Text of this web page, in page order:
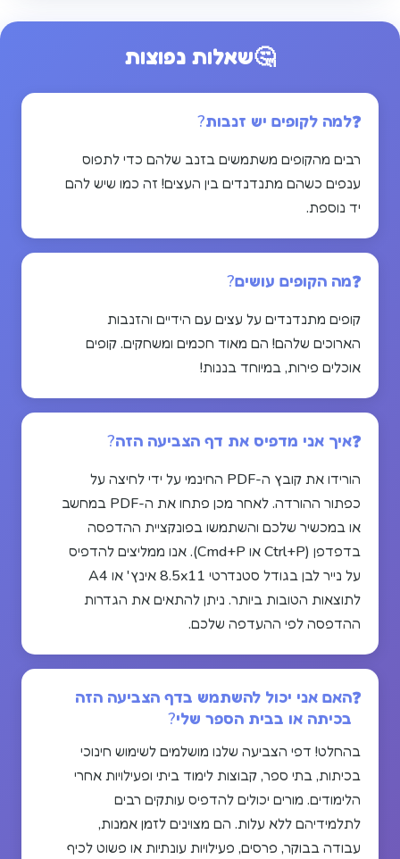
🤔שאלות נפוצות
למה לקופים יש זנבות?
רבים מהקופים משתמשים בזנב שלהם כדי לתפוס
ענפים כשהם מתנדנדים בין העצים! זה כמו שיש להם
יד נוספת.
מה הקופים עושים?
קופים מתנדנדים על עצים עם הידיים והזנבות
הארוכים שלהם! הם מאוד חכמים ומשחקים. קופים
אוכלים פירות, במיוחד בננות!
איך אני מדפיס את דף הצביעה הזה?
הורידו את קובץ ה-PDF החינמי על ידי לחיצה על
כפתור ההורדה. לאחר מכן פתחו את ה-PDF במחשב
או במכשיר שלכם והשתמשו בפונקציית ההדפסה
בדפדפן (Ctrl+P או Cmd+P). אנו ממליצים להדפיס
על נייר לבן בגודל סטנדרטי 8.5x11 אינץ' או A4
לתוצאות הטובות ביותר. ניתן להתאים את הגדרות
ההדפסה לפי ההעדפה שלכם.
האם אני יכול להשתמש בדף הצביעה הזה
בכיתה או בבית הספר שלי?
בהחלט! דפי הצביעה שלנו מושלמים לשימוש חינוכי
בכיתות, בתי ספר, קבוצות לימוד ביתי ופעילויות אחרי
הלימודים. מורים יכולים להדפיס עותקים רבים
לתלמידיהם ללא עלות. הם מצוינים לזמן אמנות,
עבודה בבוקר, פרסים, פעילויות עונתיות או פשוט לכיף